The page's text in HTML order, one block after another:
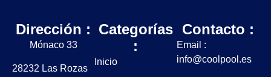
Dirección :
Mónaco 33
28232 Las Rozas
Categorías
:
Inicio
Contacto :
Email :
info@coolpool.es